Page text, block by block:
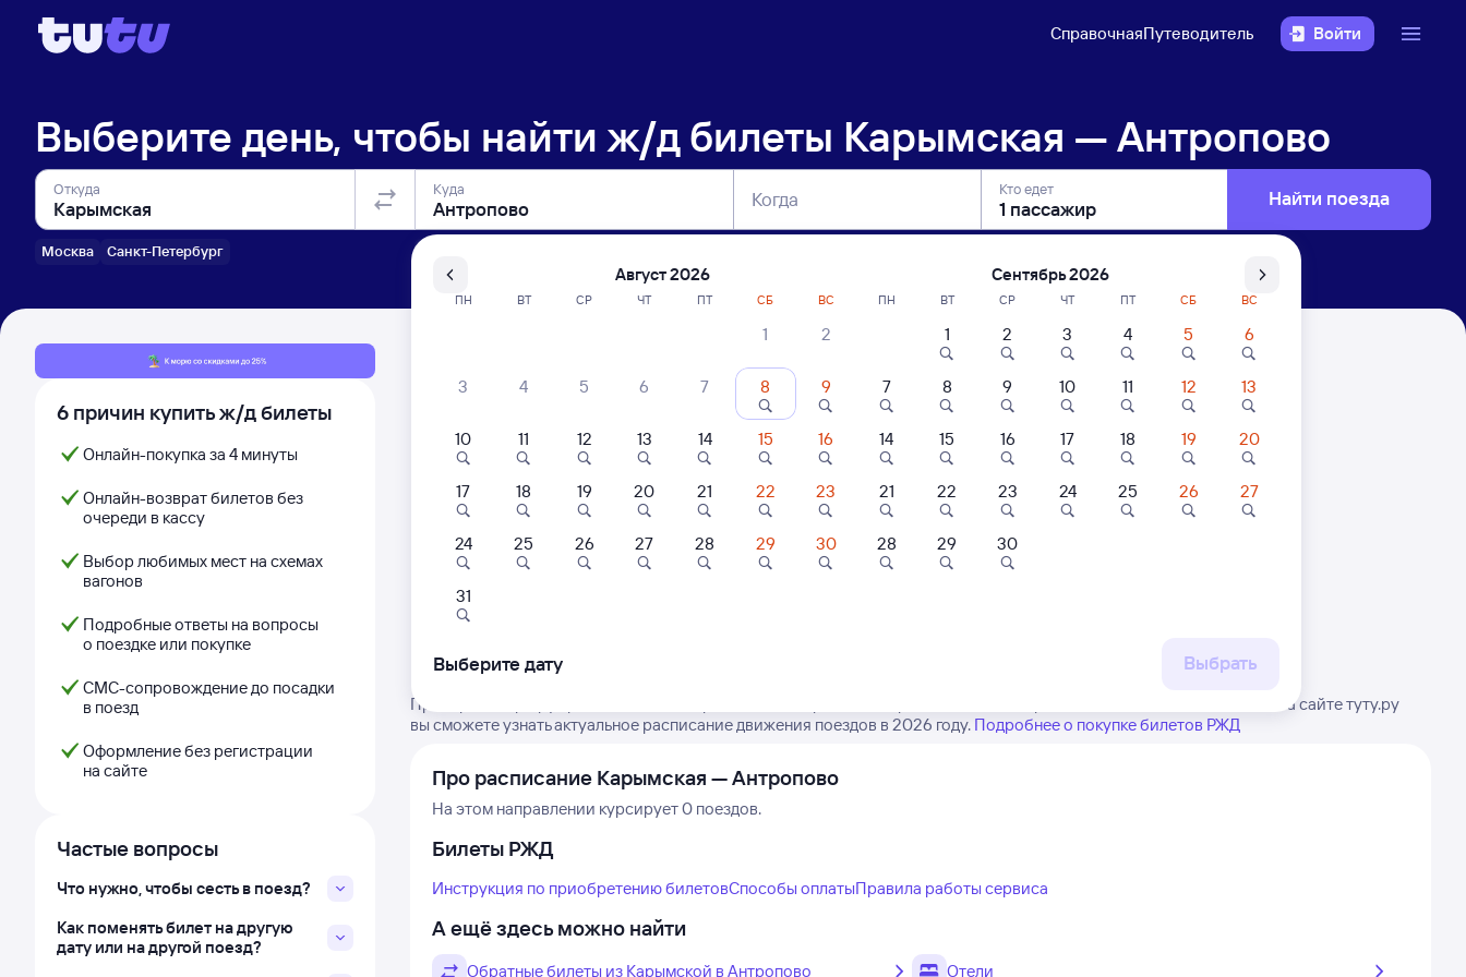
СправочнаяПутеводитель Войти
Выберите день, чтобы найти ж/д билеты Карымская — Антропово
Откуда
Москва Санкт-Петербург
Куда Когда Кто едет Найти поезда
6 причин купить ж/д билеты
Онлайн-покупка за 4 минуты
Онлайн-возврат билетов без
очереди в кассу
Выбор любимых мест на схемах
вагонов
Подробные ответы на вопросы
о поездке или покупке
СМС-сопровождение до посадки
в поезд
Оформление без регистрации
на сайте
Частые вопросы
Что нужно, чтобы сесть в поезд?
Как поменять билет на другую
дату или на другой поезд?
Расписание поездов Карымская — Антропово
Нет рейсов по этому маршруту
Проверьте маршрут рейсов РЖД из Карымской в Антропово. Обратите внимание, расписание может измениться. На сайте туту.ру
вы сможете узнать актуальное расписание движения поездов в 2026 году. Подробнее о покупке билетов РЖД
Про расписание Карымская — Антропово
На этом направлении курсирует 0 поездов.
Билеты РЖД
Инструкция по приобретению билетовСпособы оплатыПравила работы сервиса
А ещё здесь можно найти
Обратные билеты из Карымской в Антропово Отели
Август 2026
ПН ВТ СР ЧТ ПТ СБ ВС
1 2
3 4 5 6 7 8 9
10 11 12 13 14 15 16
17 18 19 20 21 22 23
24 25 26 27 28 29 30
31
Сентябрь 2026
ПН ВТ СР ЧТ ПТ СБ ВС
1 2 3 4 5 6
7 8 9 10 11 12 13
14 15 16 17 18 19 20
21 22 23 24 25 26 27
28 29 30
Выберите дату Выбрать